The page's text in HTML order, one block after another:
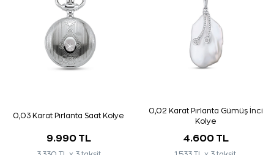
0,03 Karat Pırlanta Saat Kolye
9.990 TL
0,02 Karat Pırlanta Gümüş İnci
Kolye
4.600 TL